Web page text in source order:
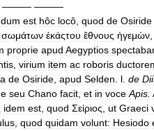
——— ———
est hôc locô quod de Osiride
σωμάτων ἑκάςτου ἔθνους ἡγεμὼν
proprie apud Aegyptios
virium item ac roboris
de Osiride apud Selden l de
seu Chano facit et in voce Apis
idem est quod Σείριος ut Graeci
quod quidam volunt: Hesiodo